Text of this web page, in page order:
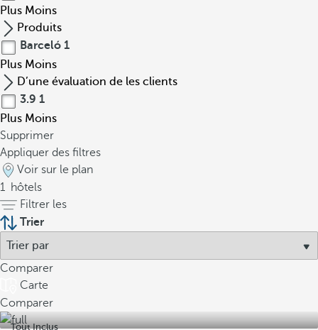
Plus Moins
Produits
Barceló 1
Plus Moins
D’une évaluation de les clients
3.9 1
Plus Moins
Supprimer
Appliquer des filtres
Voir sur le plan
1 hôtels
Filtrer les
Trier
Comparer
Carte
Comparer
Tout Inclus